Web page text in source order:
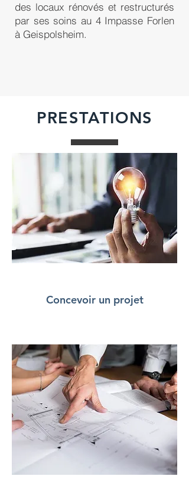
des locaux rénovés et restructurés
par ses soins au 4 Impasse Forlen
à Geispolsheim.
PRESTATIONS
Concevoir un projet